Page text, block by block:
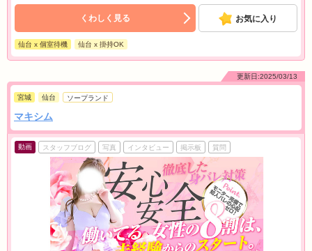
くわしく見る お気に入り
仙台 x 個室待機 仙台 x 掛持OK
更新日:2025/03/13
宮城 仙台 ソープランド
マキシム
動画 スタッフブログ 写真 インタビュー 掲示板 質問